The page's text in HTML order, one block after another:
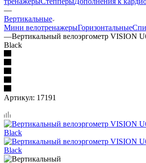
—
Вертикальные
Мини велотренажерыГоризонтальные
—Вертикальный велоэргометр VISION
Black
Артикул: 17191